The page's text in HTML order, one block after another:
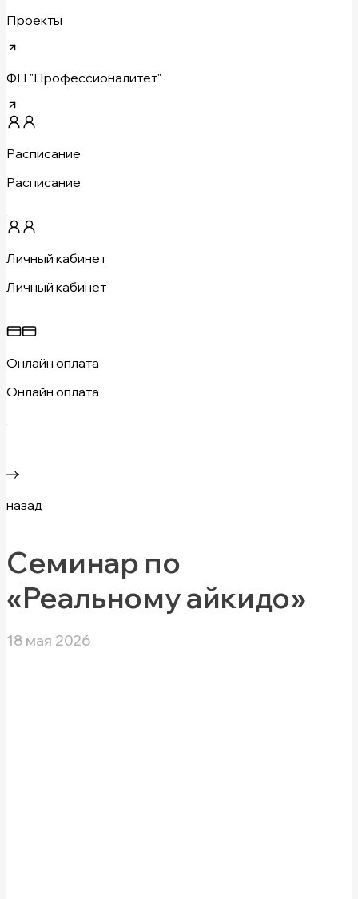
Проекты
ФП "Профессионалитет"
Расписание
Расписание
Личный кабинет
Личный кабинет
Онлайн оплата
Онлайн оплата
назад
Семинар по
«Реальному айкидо»
18 мая 2026